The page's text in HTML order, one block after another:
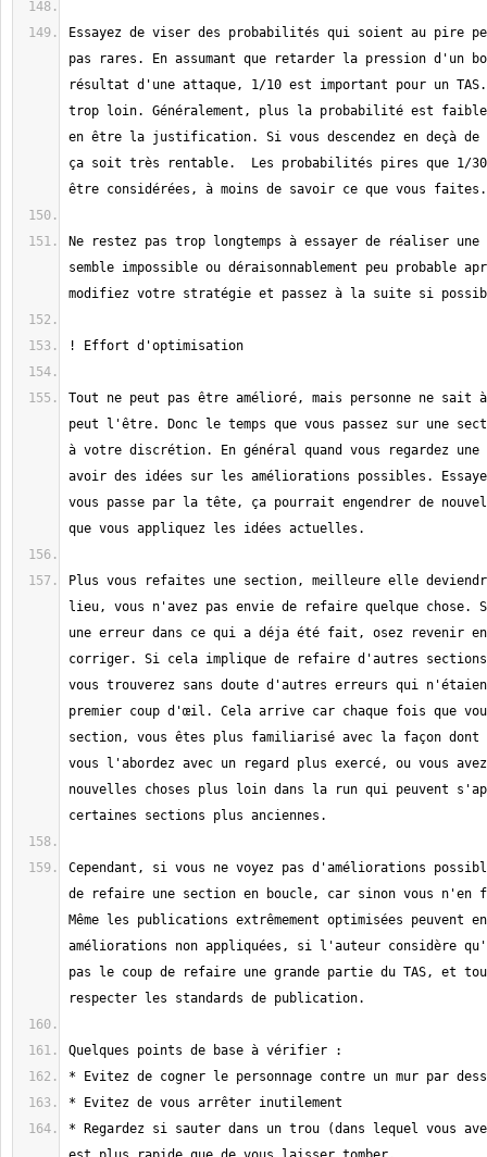
Essayez de viser des probabilités qui soient au pire peu
pas rares. En assumant que retarder la pression d'un
résultat d'une attaque, 1/10 est important pour un
trop loin. Généralement, plus la probabilité est
en être la justification. Si vous descendez en deçà
ça soit très rentable.  Les probabilités pires que 1/30
Ne restez pas trop longtemps à essayer de réaliser
semble impossible ou déraisonnablement peu probable
Tout ne peut pas être amélioré, mais personne ne sait
peut l'être. Donc le temps que vous passez sur une
à votre discrétion. En général quand vous regardez une
avoir des idées sur les améliorations possibles.
vous passe par la tête, ça pourrait engendrer de
Plus vous refaites une section, meilleure elle
lieu, vous n'avez pas envie de refaire quelque chose.
une erreur dans ce qui a déja été fait, osez revenir
corriger. Si cela implique de refaire d'autres
vous trouverez sans doute d'autres erreurs qui
premier coup d'œil. Cela arrive car chaque fois que
section, vous êtes plus familiarisé avec la façon
vous l'abordez avec un regard plus exercé, ou vous
nouvelles choses plus loin dans la run qui peuvent
Cependant, si vous ne voyez pas d'améliorations
de refaire une section en boucle, car sinon vous n'en
Même les publications extrêmement optimisées peuvent
améliorations non appliquées, si l'auteur considère
pas le coup de refaire une grande partie du TAS, et tout
* Regardez si sauter dans un trou (dans lequel vous